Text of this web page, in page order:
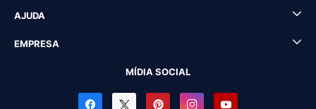
AJUDA
EMPRESA
MÍDIA SOCIAL